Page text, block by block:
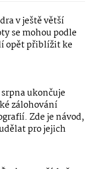
v ještě větší
se mohou podle
opět přiblížit ke
srpna ukončuje
zálohování
Zde je návod,
pro jejich